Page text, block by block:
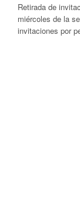
Retirada de
miércoles de la
invitaciones por